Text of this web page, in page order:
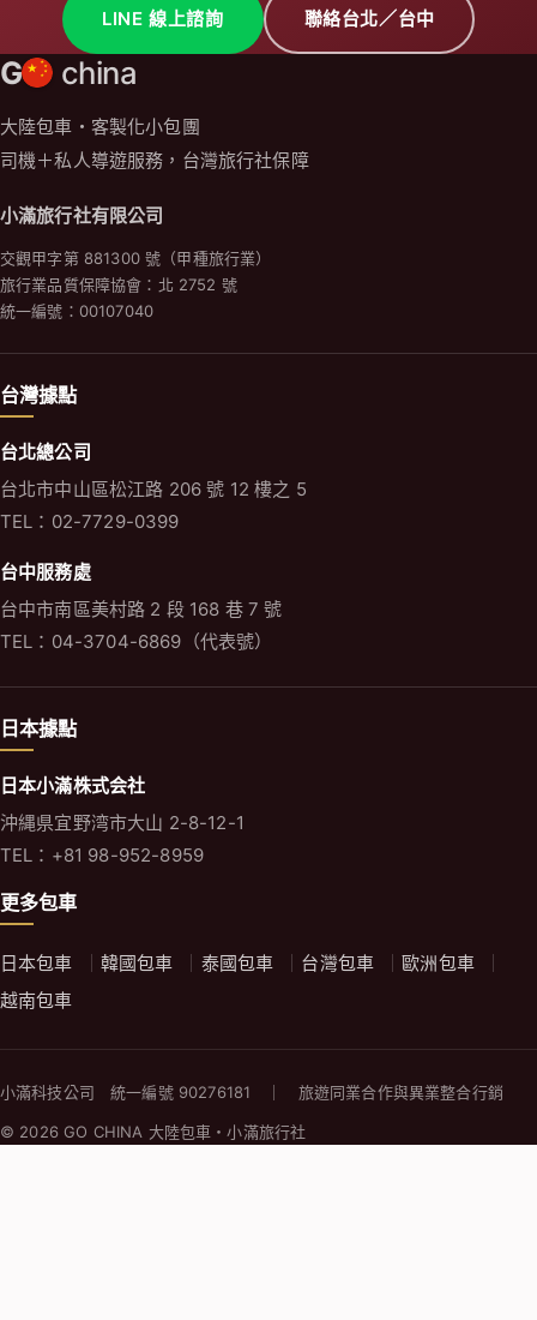
LINE 線上諮詢 聯絡台北／台中
G china
大陸包車・客製化小包團
司機＋私人導遊服務，台灣旅行社保障
小滿旅行社有限公司
交觀甲字第 881300 號（甲種旅行業）
旅行業品質保障協會：北 2752 號
統一編號：00107040
台灣據點
台北總公司
台北市中山區松江路 206 號 12 樓之 5
TEL：02-7729-0399
台中服務處
台中市南區美村路 2 段 168 巷 7 號
TEL：04-3704-6869（代表號）
日本據點
日本小滿株式会社
沖縄県宜野湾市大山 2-8-12-1
TEL：+81 98-952-8959
更多包車
日本包車 韓國包車 泰國包車 台灣包車
歐洲包車
越南包車
小滿科技公司 統一編號 90276181 ｜ 旅遊同業合作與異業整合行銷
© 2026 GO CHINA 大陸包車・小滿旅行社